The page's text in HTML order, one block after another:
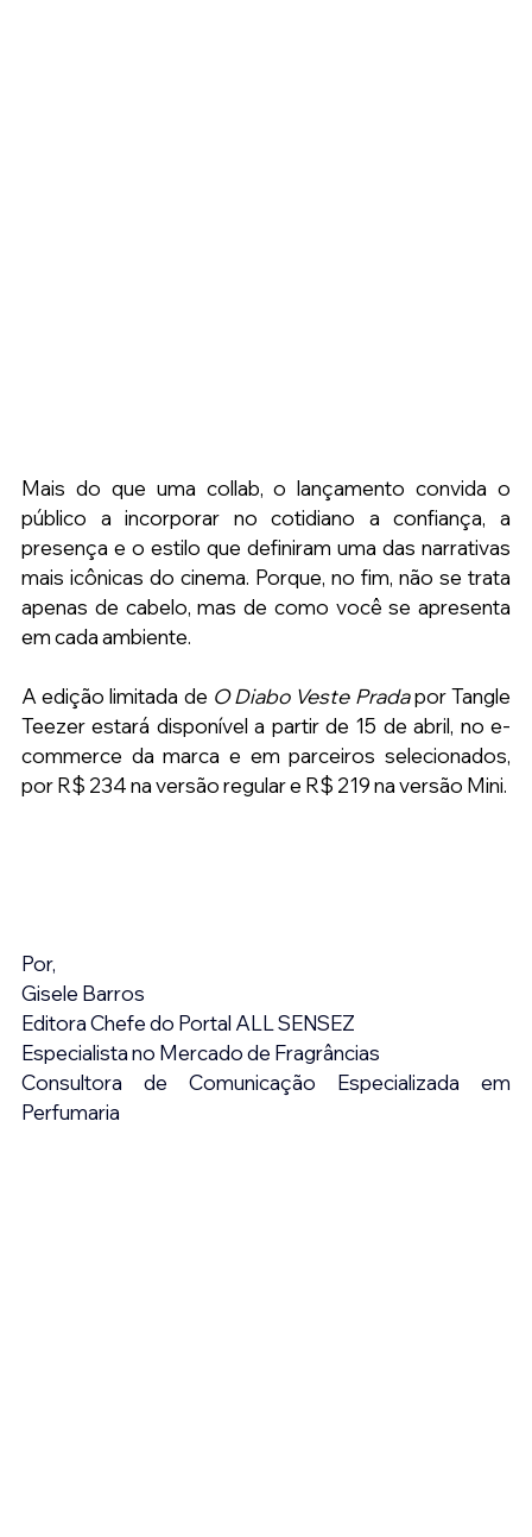
Mais do que uma collab, o lançamento convida o
público a incorporar no cotidiano a confiança, a
presença e o estilo que definiram uma das narrativas
mais icônicas do cinema. Porque, no fim, não se trata
apenas de cabelo, mas de como você se apresenta
em cada ambiente.
A edição limitada de O Diabo Veste Prada por Tangle
Teezer estará disponível a partir de 15 de abril, no e-
commerce da marca e em parceiros selecionados,
por R$ 234 na versão regular e R$ 219 na versão Mini.
Por,
Gisele Barros
Editora Chefe do Portal ALL SENSEZ
Especialista no Mercado de Fragrâncias
Consultora de Comunicação Especializada em
Perfumaria